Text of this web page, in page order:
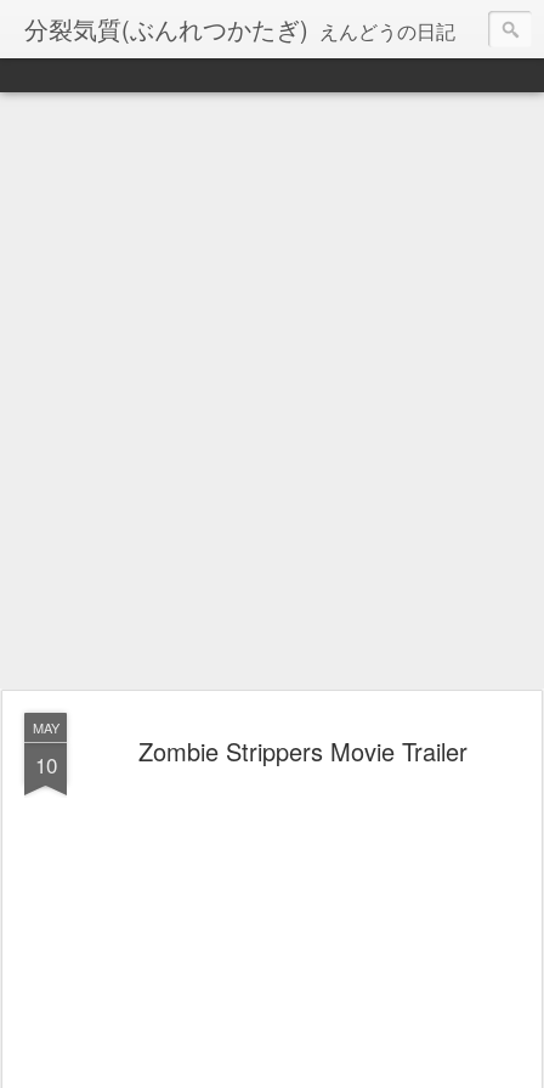
分裂気質(ぶんれつかたぎ) えんどうの日記
MAY
10 Zombie Strippers Movie Trailer